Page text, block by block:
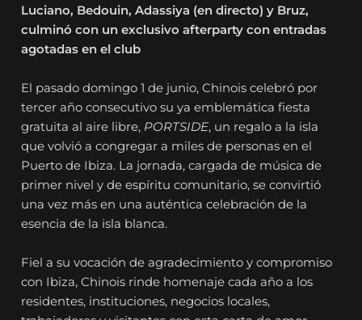
Luciano, Bedouin, Adassiya (en directo) y Bruz,
culminó con un exclusivo afterparty con entradas
agotadas en el club
El pasado domingo 1 de junio, Chinois celebró por
tercer año consecutivo su ya emblemática fiesta
gratuita al aire libre, PORTSIDE, un regalo a la isla
que volvió a congregar a miles de personas en el
Puerto de Ibiza. La jornada, cargada de música de
primer nivel y de espíritu comunitario, se convirtió
una vez más en una auténtica celebración de la
esencia de la isla blanca.
Fiel a su vocación de agradecimiento y compromiso
con Ibiza, Chinois rinde homenaje cada año a los
residentes, instituciones, negocios locales,